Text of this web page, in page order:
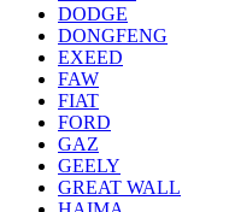
DODGE
DONGFENG
EXEED
FAW
FIAT
FORD
GAZ
GEELY
GREAT WALL